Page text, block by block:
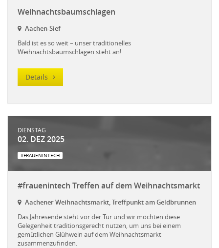
Weihnachtsbaumschlagen
Aachen-Sief
Bald ist es so weit – unser traditionelles
Weihnachtsbaumschlagen steht an!
Details
DIENSTAG
02. DEZ 2025
#FRAUENINTECH
#frauenintech Treffen auf dem Weihnachtsmarkt
Aachener Weihnachtsmarkt, Treffpunkt am Geldbrunnen
Das Jahresende steht vor der Tür und wir möchten diese
Gelegenheit traditionsgerecht nutzen, um uns bei einem
gemütlichen Glühwein auf dem Weihnachtsmarkt
zusammenzufinden.